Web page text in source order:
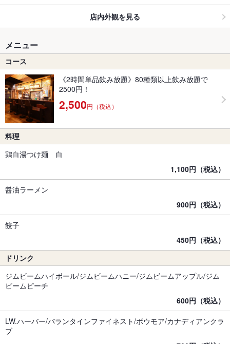
店内外観を見る
メニュー
コース
《2時間単品飲み放題》80種類以上飲み放題で
2500円！
2,500円（税込）
料理
鶏白湯つけ麺 白
1,100円（税込）
醤油ラーメン
900円（税込）
餃子
450円（税込）
ドリンク
ジムビームハイボール/ジムビームハニー/ジムビームアップル/ジム
ビームピーチ
600円（税込）
LW.ハーバー/バランタインファイネスト/ボウモア/カナディアンクラ
ブ